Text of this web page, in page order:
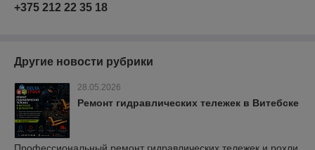
+375 212 22 35 18
Другие новости рубрики
28.05.2026
Ремонт гидравлических тележек в Витебске